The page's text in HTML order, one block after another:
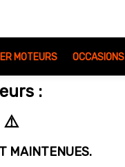
MOTEURS OCCASIONS
:
⚠️
MAINTENUES.